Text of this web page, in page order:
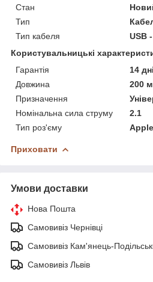
Стан
Тип
Тип кабеля
USB
Користувальницькі
Гарантія
14
Довжина
200
Призначення
Номінальна сила струму
2.1
Тип роз'єму
Приховати
Умови доставки
Нова Пошта
Самовивіз Чернівці
Самовивіз Кам'янець-
Самовивіз Львів